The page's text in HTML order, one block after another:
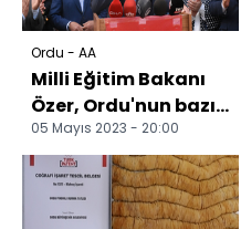
Ordu - AA
Milli Eğitim Bakanı
Özer, Ordu'nun bazı
ilçelerini ziyaret etti:
05 Mayıs 2023 - 20:00